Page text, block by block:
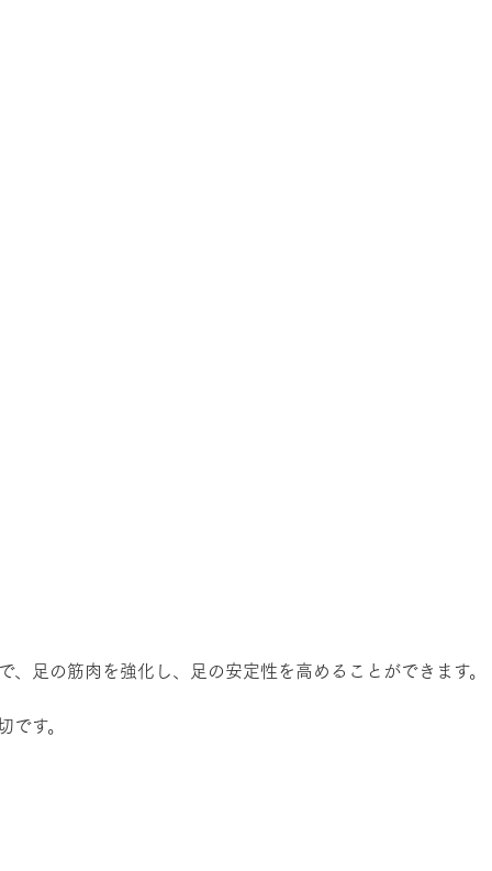
足の筋肉を強化し、足の安定性を高めることができます。
す。